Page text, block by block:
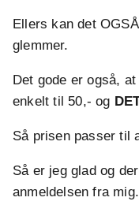
Ellers kan det
glemmer.
Det gode er også,
enkelt til 50,- og
Så prisen passer til
Så er jeg glad og
anmeldelsen fra mig.